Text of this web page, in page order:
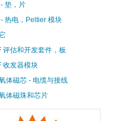
垫，片
热电，Peltier 模块
评估和开发套件，板
收发器模块
体磁芯 - 电缆与接线
体磁珠和芯片